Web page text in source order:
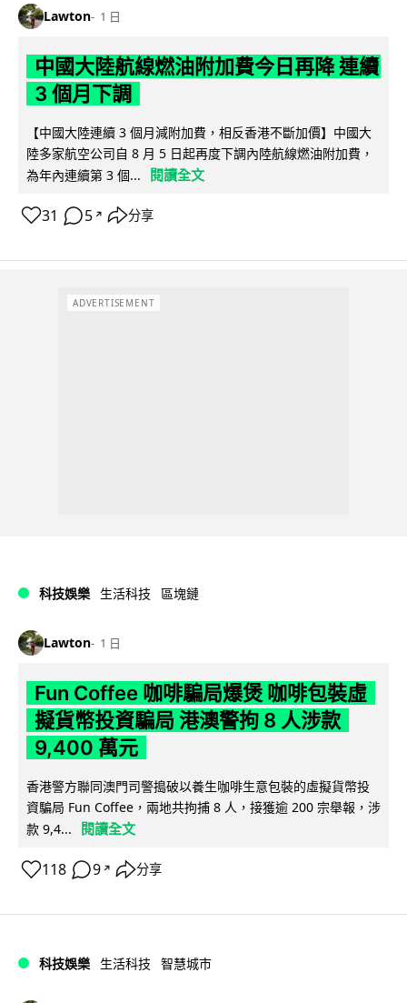
Lawton 1 日
中國大陸航線燃油附加費今日再降 連續
3 個月下調
【中國大陸連續 3 個月減附加費，相反香港不斷加價】中國大
陸多家航空公司自 8 月 5 日起再度下調內陸航線燃油附加費，
為年內連續第 3 個...
閱讀全文
31 5 ↗ 分享
ADVERTISEMENT
科技娛樂 生活科技 區塊鏈
Lawton 1 日
Fun Coffee 咖啡騙局爆煲 咖啡包裝虛
擬貨幣投資騙局 港澳警拘 8 人涉款
9,400 萬元
香港警方聯同澳門司警搗破以養生咖啡生意包裝的虛擬貨幣投
資騙局 Fun Coffee，兩地共拘捕 8 人，接獲逾 200 宗舉報，涉
款 9,4...
閱讀全文
118 9 ↗ 分享
科技娛樂 生活科技 智慧城市